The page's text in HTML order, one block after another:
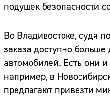
подушек безопасности
Во Владивостоке, судя
заказа доступно больше
автомобилей. Есть они и
например, в
предлагают привезти